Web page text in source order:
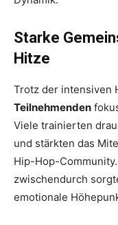
Starke
Hitze
Trotz der intensiven
Teilnehmenden
Viele trainierten
und stärkten das
Hip-Hop-
zwischendurch
emotionale